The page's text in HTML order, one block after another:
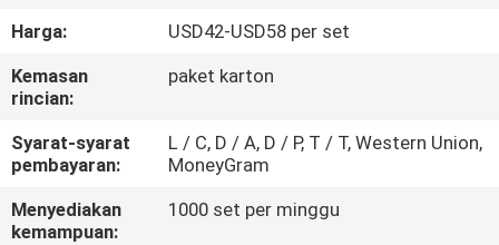
KONTROL
KUALITAS
HUBUNGI
KAMI
Harga:
USD42-USD58 per set
Kemasan
rincian:
paket karton
Syarat-syarat
pembayaran:
L / C, D / A, D / P, T / T, Western Union,
MoneyGram
Menyediakan
kemampuan:
1000 set per minggu